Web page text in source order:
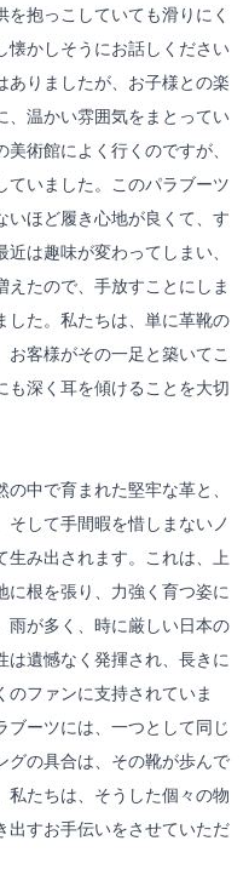
抱っこしていても滑りにく
懐かしそうにお話しください
ありましたが、お子様との楽
、温かい雰囲気をまとってい
術館によく行くのですが、
ていました。このパラブーツ
いほど履き心地が良くて、す
は趣味が変わってしまい、
えたので、手放すことにしま
した。私たちは、単に革靴の
客様がその一足と築いてこ
も深く耳を傾けることを大切
中で育まれた堅牢な革と、
そして手間暇を惜しまないノ
生み出されます。これは、上
に根を張り、力強く育つ姿に
雨が多く、時に厳しい日本の
遺憾なく発揮され、長きに
のファンに支持されていま
ーツには、一つとして同じ
グの具合は、その靴が歩んで
私たちは、そうした個々の物
出すお手伝いをさせていただ